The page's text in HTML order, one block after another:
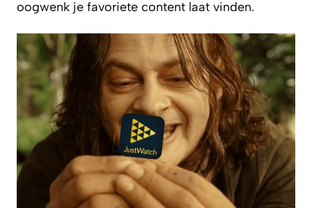
oogwenk je favoriete content laat vinden.